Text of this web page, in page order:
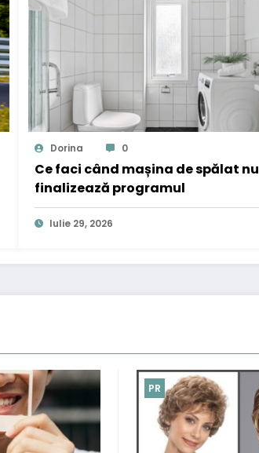
Dorina 0
Ce faci când mașina de spălat nu
finalizează programul
Iulie 29, 2026
PR